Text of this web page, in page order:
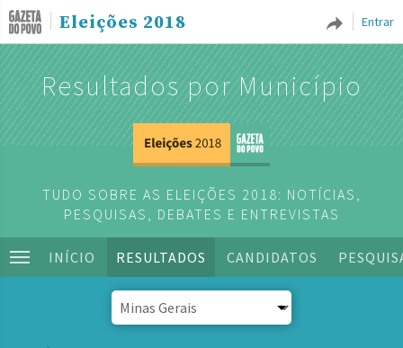
Entrar
Eleições 2018
Resultados por Município
TUDO SOBRE AS ELEIÇÕES 2018: NOTÍCIAS,
PESQUISAS, DEBATES E ENTREVISTAS
INÍCIO RESULTADOS CANDIDATOS